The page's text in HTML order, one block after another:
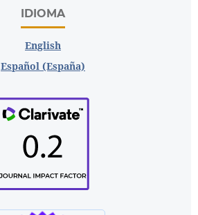
IDIOMA
English
Español (España)